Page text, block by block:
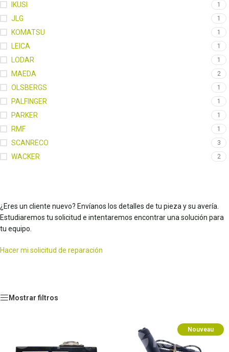
IKUSI 1
JLG 1
KOMATSU 1
LEICA 1
LODAR 1
MAEDA 2
OLSBERGS 1
PALFINGER 1
PARKER 1
RMF 1
SCANRECO 3
WACKER 2
¿Eres un cliente nuevo? Envíanos los detalles de tu pieza y su avería.
Estudiaremos tu solicitud e intentaremos encontrar una solución para
tu equipo.
Hacer mi solicitud de reparación
Mostrar filtros
Nouveau